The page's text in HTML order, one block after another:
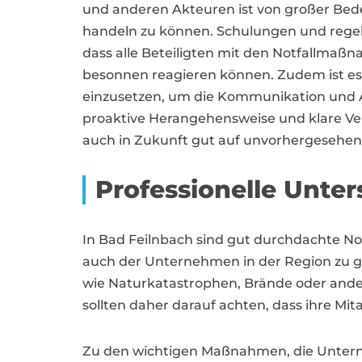
und anderen Akteuren ist von großer
handeln zu können. Schulungen und
dass alle Beteiligten mit den
besonnen reagieren können. Zudem ist
einzusetzen, um die Kommunikation
proaktive Herangehensweise und klare
auch in Zukunft gut auf
Professionelle
In Bad Feilnbach sind gut durchdachte
auch der Unternehmen in der Region zu
wie Naturkatastrophen, Brände oder
sollten daher darauf achten, dass ihre
Zu den wichtigen Maßnahmen, die